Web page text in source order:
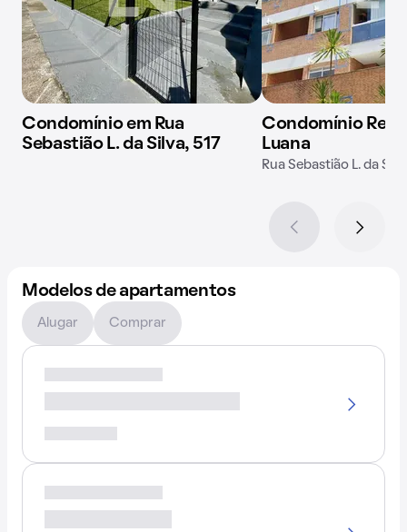
Condomínio em Rua
Sebastião L. da Silva, 517
Condomínio Res.
Luana
Rua Sebastião L. da
Modelos de apartamentos
Alugar Comprar